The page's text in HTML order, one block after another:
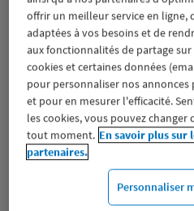
offrir un meilleur service en ligne,
adaptées à vos besoins et de
aux fonctionnalités de partage sur
cookies et certaines données
pour personnaliser nos
et pour en mesurer l'efficacité.
les cookies, vous pouvez changer
tout moment. En savoir plus sur
partenaires.
Personnaliser